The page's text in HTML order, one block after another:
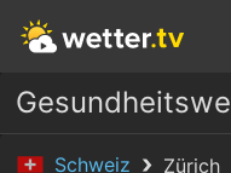
Schweiz Zürich